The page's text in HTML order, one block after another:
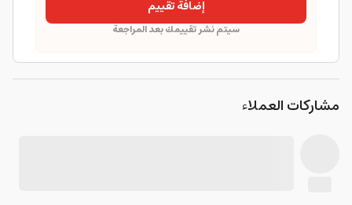
إضافة تقييم
سيتم نشر تقييمك بعد المراجعة
مشاركات العملاء